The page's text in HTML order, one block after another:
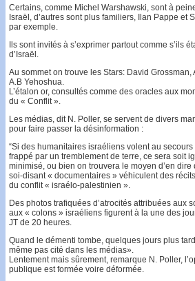
Certains, comme Michel Warshawski, sont à
Israël, d’autres sont plus familiers, Ilan Pappe et
par exemple.
Ils sont invités à s’exprimer partout comme s’ils
d’Israël.
Au sommet on trouve les Stars: David Grossman,
A.B Yehoshua.
L’étalon or, consultés comme des oracles aux
du « Conflit ».
Les médias, dit N. Poller, se servent de divers
pour faire passer la désinformation :
“Si des humanitaires israéliens volent au secours
frappé par un tremblement de terre, ce sera soit
minimisé, ou bien on trouvera le moyen d’en dire
soi-disant « documentaires » véhiculent des
du conflit « israélo-palestinien ».
Des photos trafiquées d’atrocités attribuées aux
aux « colons » israéliens figurent à la une des
JT de 20 heures.
Quand le démenti tombe, quelques jours plus
même pas cité dans les médias».
Lentement mais sûrement, remarque N. Poller,
publique est formée voire déformée.